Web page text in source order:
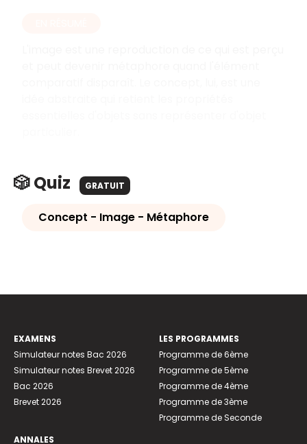
🎲 Quiz GRATUIT
Concept - Image - Métaphore
EXAMENS
Simulateur notes Bac 2026
Simulateur notes Brevet 2026
Bac 2026
Brevet 2026
ANNALES
LES PROGRAMMES
Programme de 6ème
Programme de 5ème
Programme de 4ème
Programme de 3ème
Programme de Seconde